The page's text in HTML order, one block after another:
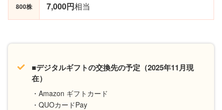
800株 7,000円相当
■デジタルギフトの交換先の予定（2025年11月現
在）
・Amazon ギフトカード
・QUOカードPay